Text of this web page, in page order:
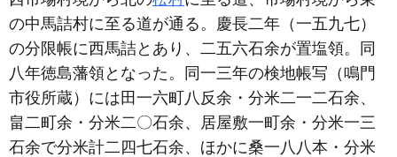
の中馬詰村に至る道が通る。慶長二年 （一五九七）
の分限帳に西馬詰とあり、二五六石余が置塩領。同
八年徳島藩領となった。同一三年の検地帳写 （鳴門
市役所蔵） には田一六町八反余・分米二一二石余、
畠二町余・分米二〇石余、居屋敷一町余・分米一三
石余で分米計二四七石余、ほかに桑一八八本・分米